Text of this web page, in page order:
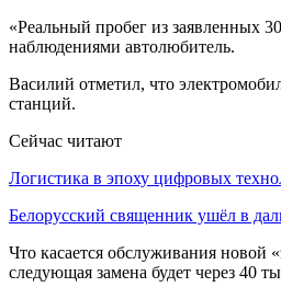
«Реальный пробег из заявленных
наблюдениями автолюбитель.
Василий отметил, что
станций.
Сейчас читают
Логистика в эпоху цифровых
Белорусский священник ушёл в
Что касается обслуживания новой
следующая замена будет через 40